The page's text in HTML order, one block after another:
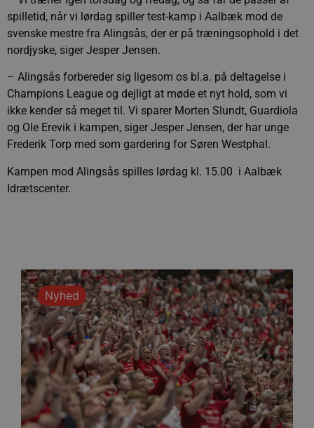
spilletid, når vi lørdag spiller test-kamp i Aalbæk mod de
svenske mestre fra Alingsås, der er på træningsophold i det
nordjyske, siger Jesper Jensen.
– Alingsås forbereder sig ligesom os bl.a. på deltagelse i
Champions League og dejligt at møde et nyt hold, som vi
ikke kender så meget til. Vi sparer Morten Slundt, Guardiola
og Ole Erevik i kampen, siger Jesper Jensen, der har unge
Frederik Torp med som gardering for Søren Westphal.
Kampen mod Alingsås spilles lørdag kl. 15.00 i Aalbæk
Idrætscenter.
Nyhed